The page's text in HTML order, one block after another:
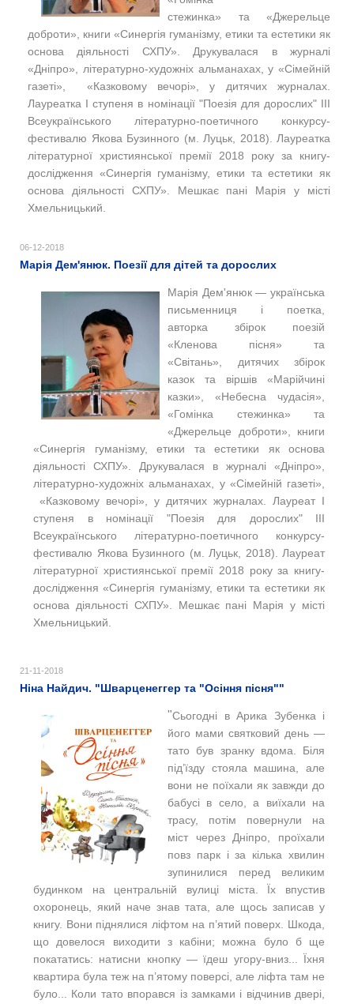
стежинка»
та «Джерельце
доброти», книги «Синергія гуманізму, етики та естетики як
основа діяльності СХПУ». Друкувалася в журналі
«Дніпро», літературно-художніх альманахах, у «Сімейній
газеті», «Казковому вечорі», у дитячих журналах.
Лауреатка І ступеня в номінації "Поезія для дорослих" ІІІ
Всеукраїнського літературно-поетичного конкурсу-
фестивалю Якова Бузинного (м. Луцьк, 2018). Лауреатка
літературної християнської премії 2018 року за книгу-
дослідження «Синергія гуманізму, етики та естетики як
основа діяльності СХПУ». Мешкає пані Марія у місті
Хмельницький.
06-12-2018
Марія Дем'янюк. Поезії для дітей та дорослих
Марія Дем'янюк — українська
письменниця і поетка,
авторка збірок поезій
«Кленова пісня» та
«Світань», дитячих збірок
казок та віршів «Марійчині
казки», «Небесна чудасія»,
«Гомінка стежинка» та
«Джерельце доброти», книги
«Синергія гуманізму, етики та естетики як основа
діяльності СХПУ». Друкувалася в журналі «Дніпро»,
літературно-художніх альманахах, у «Сімейній газеті»,
«Казковому вечорі», у дитячих журналах. Лауреат І
ступеня в номінації "Поезія для дорослих" ІІІ
Всеукраїнського літературно-поетичного конкурсу-
фестивалю Якова Бузинного (м. Луцьк, 2018). Лауреат
літературної християнської премії 2018 року за книгу-
дослідження «Синергія гуманізму, етики та естетики як
основа діяльності СХПУ». Мешкає пані Марія у місті
Хмельницький.
21-11-2018
Ніна Найдич. "Шварценеггер та "Осіння пісня""
"Сьогодні в Арика Зубенка і
його мами святковий день —
тато був зранку вдома. Біля
під’їзду стояла машина, але
вони не поїхали як завжди до
бабусі в село, а виїхали на
трасу, потім повернули на
міст через Дніпро, проїхали
повз парк і за кілька хвилин
зупинилися перед великим
будинком на центральній вулиці міста. Їх впустив
охоронець, який наче знав тата, але щось записав у
книгу. Вони піднялися ліфтом на п’ятий поверх. Шкода,
що довелося виходити з кабіни; можна було б ще
покататись: натисни кнопку — їдеш угору-вниз... Їхня
квартира була теж на п’ятому поверсі, але ліфта там не
було... Коли тато впорався із замками і відчинив двері,